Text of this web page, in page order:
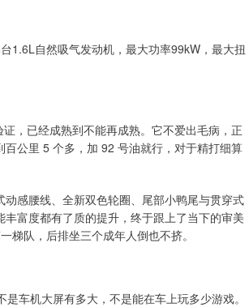
1.6L自然吸气发动机，最大功率99kW，最大扭
，已经成熟到不能再成熟。它不爱出毛病，正
公里 5 个多，加 92 号油就行，对于精打细算
感腰线、全新双色轮圈、尾部小鸭尾与贯穿式
富度都有了质的提升，终于跟上了当下的审美
队，后排坐三个成年人倒也不挤。
车机大屏有多大，不是能在车上玩多少游戏。